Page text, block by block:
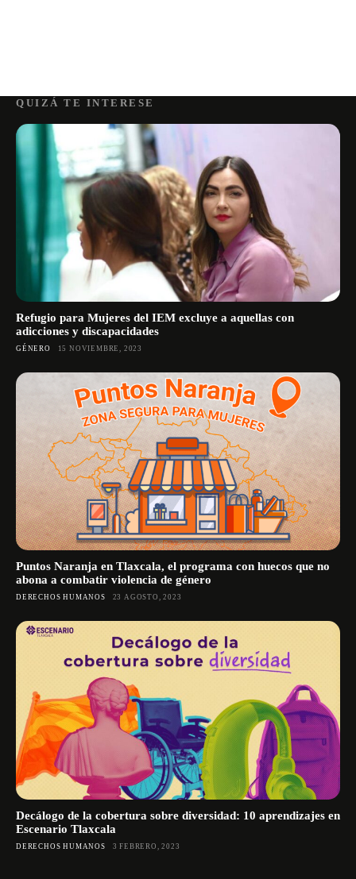
QUIZÁ TE INTERESE
Refugio para Mujeres del IEM excluye a aquellas con
adicciones y discapacidades
GÉNERO 15 NOVIEMBRE, 2023
Puntos Naranja en Tlaxcala, el programa con huecos que no
abona a combatir violencia de género
DERECHOS HUMANOS 23 AGOSTO, 2023
Decálogo de la cobertura sobre diversidad: 10 aprendizajes en
Escenario Tlaxcala
DERECHOS HUMANOS 3 FEBRERO, 2023